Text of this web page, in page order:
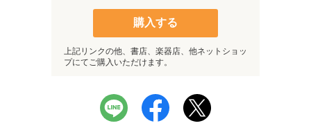
購入する
上記リンクの他、書店、楽器店、他ネットショッ
プにてご購入いただけます。